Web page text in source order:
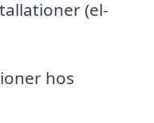
(el-
hos